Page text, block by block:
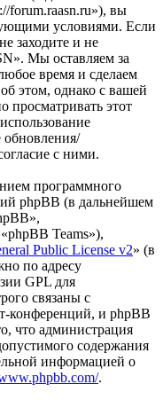
forum.raasn.ru»), вы
условиями. Если
заходите и не
Мы оставляем за
время и сделаем
этом, однако с вашей
просматривать этот
с ними.
программного
phpBB (в дальнейшем
Teams»),
Public License v2» (в
по адресу
GPL для
связаны с
конференций, и phpBB
что администрация
содержания
информацией о
.